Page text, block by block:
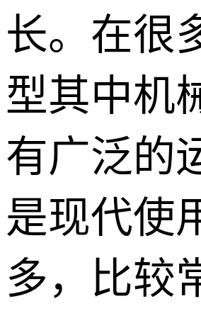
长。在很
型其中机
有广泛的
是现代使
多，比较